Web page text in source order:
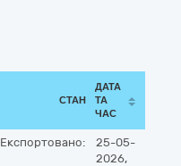
СТАН
ДАТА
ТА
ЧАС
Експортовано:
25-05-
2026,